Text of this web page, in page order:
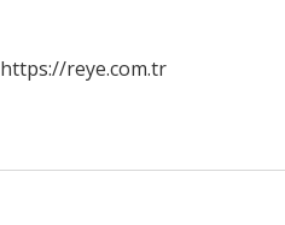
https://reye.com.tr